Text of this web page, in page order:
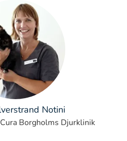
Notini
Borgholms Djurklinik